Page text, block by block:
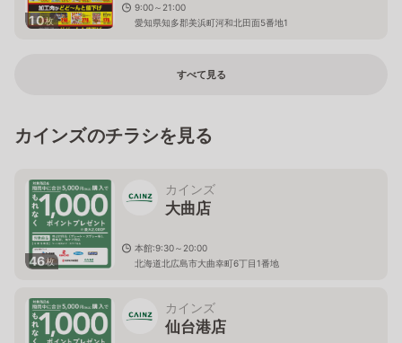
10枚
9:00～21:00
愛知県知多郡美浜町河和北田面5番地1
すべて見る
カインズのチラシを見る
46枚
カインズ
大曲店
本館:9:30～20:00
北海道北広島市大曲幸町6丁目1番地
カインズ
仙台港店